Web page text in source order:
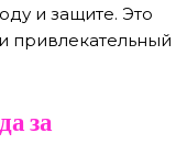
и защите. Это
привлекательный
за